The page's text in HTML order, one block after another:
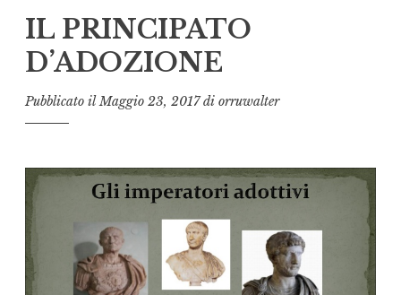
IL PRINCIPATO
D’ADOZIONE
Pubblicato ilMaggio 23, 2017 di orruwalter